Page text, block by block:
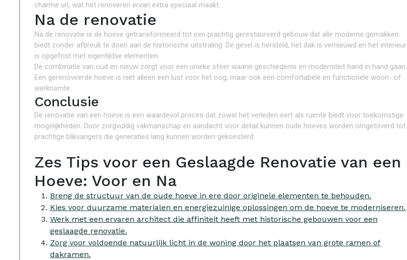
charme uit, wat het renoveren ervan extra speciaal maakt.
Na de renovatie
Na de renovatie is de hoeve getransformeerd tot een prachtig gerestaureerd gebouw dat alle moderne gemakken
biedt zonder afbreuk te doen aan de historische uitstraling. De gevel is hersteld, het dak is vernieuwd en het interieur
is opgefrist met eigentijdse elementen.
De combinatie van oud en nieuw zorgt voor een unieke sfeer waarin geschiedenis en moderniteit hand in hand gaan.
Een gerenoveerde hoeve is niet alleen een lust voor het oog, maar ook een comfortabele en functionele woon- of
werkruimte.
Conclusie
De renovatie van een hoeve is een waardevol proces dat zowel het verleden eert als ruimte biedt voor toekomstige
mogelijkheden. Door zorgvuldig vakmanschap en aandacht voor detail kunnen oude hoeves worden omgetoverd tot
prachtige blikvangers die generaties lang kunnen worden gekoesterd.
Zes Tips voor een Geslaagde Renovatie van een
Hoeve: Voor en Na
Breng de structuur van de oude hoeve in ere door originele elementen te behouden.
Kies voor duurzame materialen en energiezuinige oplossingen om de hoeve te moderniseren.
Werk met een ervaren architect die affiniteit heeft met historische gebouwen voor een
geslaagde renovatie.
Zorg voor voldoende natuurlijk licht in de woning door het plaatsen van grote ramen of
dakramen.